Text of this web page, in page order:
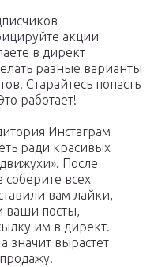
акции
в директ
разные варианты
Старайтесь попасть
работает!
Инстаграм
ради красивых
После
всех
вам лайки,
ваши посты,
им в директ.
значит вырастет